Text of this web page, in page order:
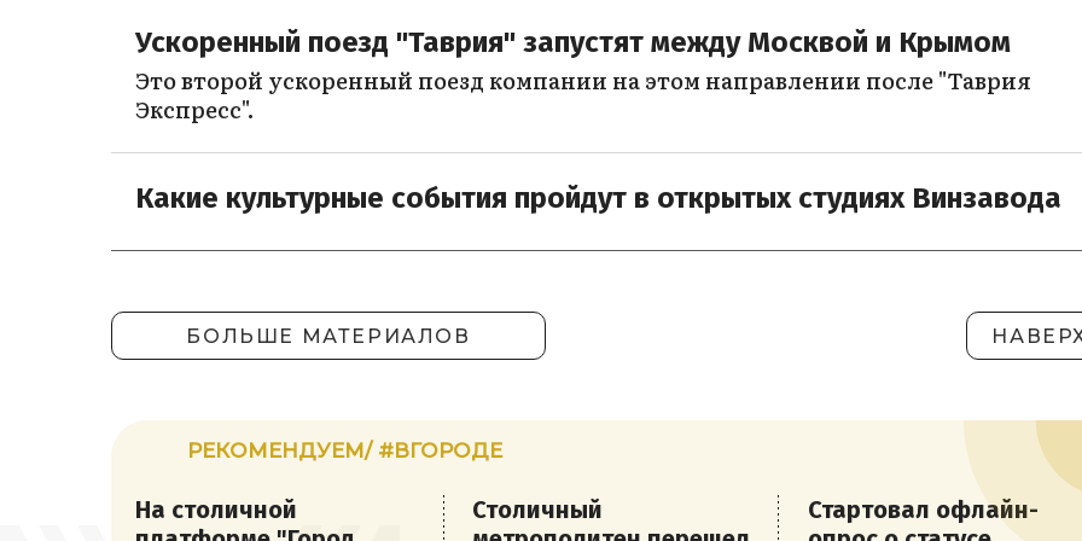
Ускоренный поезд "Таврия" запустят между Москвой и Крымом
Это второй ускоренный поезд компании на этом направлении после "Таврия
Экспресс".
Какие культурные события пройдут в открытых студиях Винзавода
БОЛЬШЕ МАТЕРИАЛОВ
РЕКОМЕНДУЕМ/ #ВГОРОДЕ
На столичной
Столичный
Стартовал офлайн-